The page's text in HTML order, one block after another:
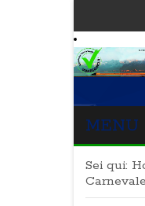
MENU
Sei qui:
Carnevale